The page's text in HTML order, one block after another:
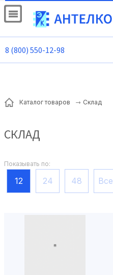
8 (800) 550-12-98
Каталог товаров Склад
СКЛАД
Показывать по:
12 24 48 Все